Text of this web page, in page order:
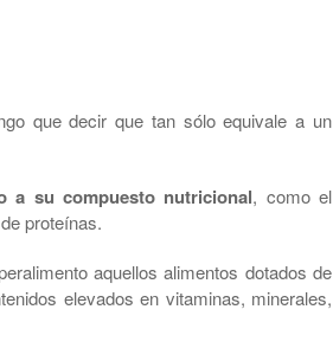
que decir que tan sólo equivale a un
a su compuesto nutricional, como el
proteínas.
aquellos alimentos dotados de
elevados en vitaminas, minerales,